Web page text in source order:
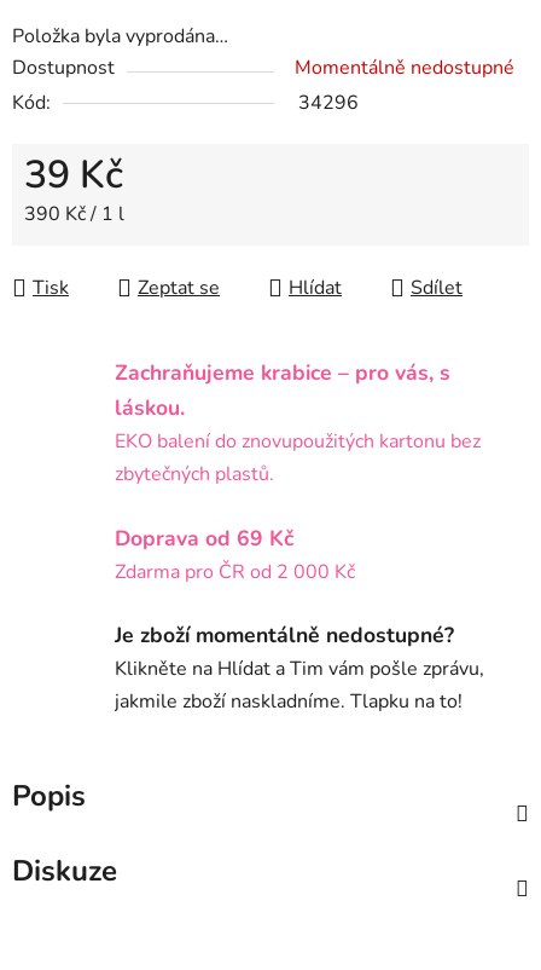
Položka byla vyprodána…
Dostupnost
Momentálně nedostupné
Kód:
34296
39 Kč
Měrná cena:
390 Kč / 1 l
Tisk Zeptat se Hlídat Sdílet
Zachraňujeme krabice – pro vás, s
láskou.
EKO balení do znovupoužitých kartonu bez
zbytečných plastů.
Doprava od 69 Kč
Zdarma pro ČR od 2 000 Kč
Je zboží momentálně nedostupné?
Klikněte na Hlídat a Tim vám pošle zprávu,
jakmile zboží naskladníme. Tlapku na to!
Popis
Diskuze